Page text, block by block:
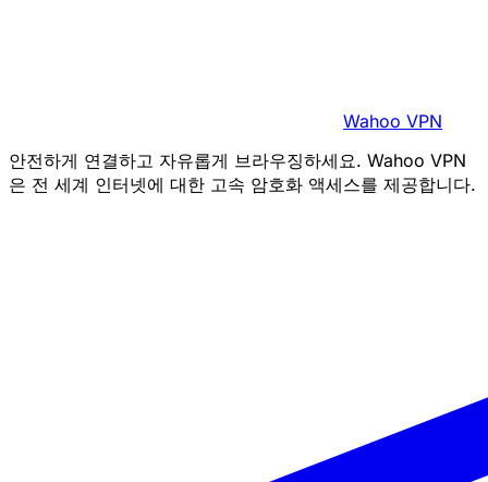
Wahoo VPN
안전하게 연결하고 자유롭게 브라우징하세요. Wahoo VPN
은 전 세계 인터넷에 대한 고속 암호화 액세스를 제공합니다.